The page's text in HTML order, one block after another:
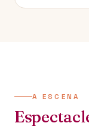
A ESCENA